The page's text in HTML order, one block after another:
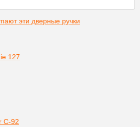
эти дверные ручки
127
C-92